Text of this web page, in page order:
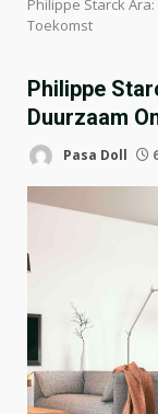
Philippe Starck
Toekomst
Philippe
Duurzaam
Pasa Doll